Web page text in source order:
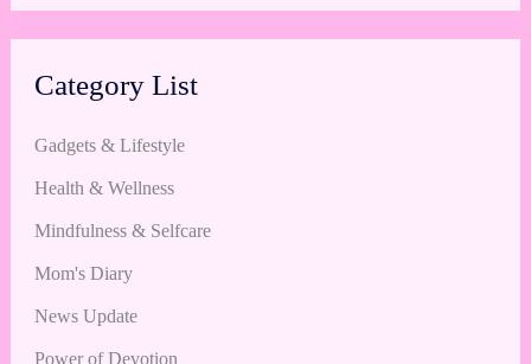
Category List
Gadgets & Lifestyle
Health & Wellness
Mindfulness & Selfcare
Mom's Diary
News Update
Power of Devotion